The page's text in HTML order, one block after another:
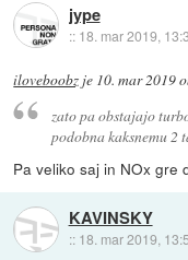
jype
:: 18. mar 2019,
iloveboobz je 10. mar 2019
zato pa obstajajo
podobna kaksnemu 2
Pa veliko saj in NOx gre
KAVINSKY
:: 18. mar 2019,